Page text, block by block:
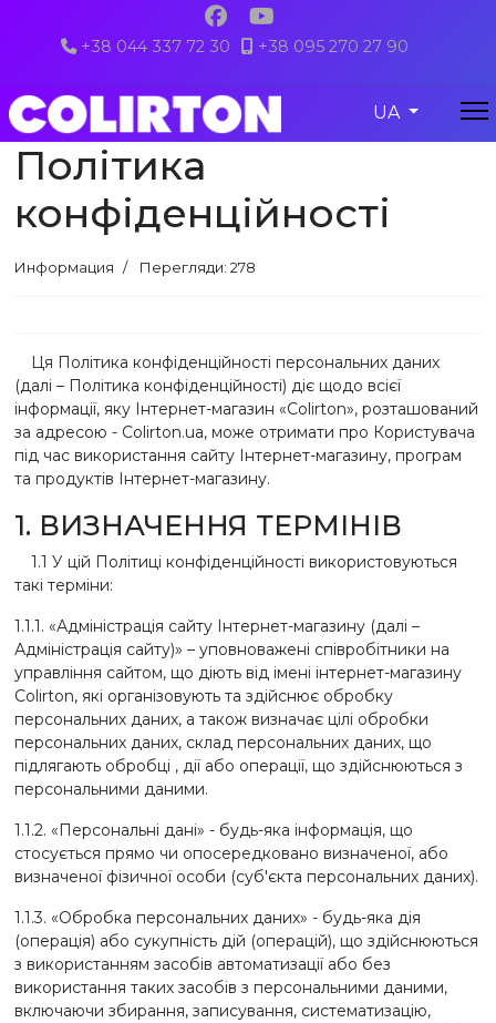
+38 044 337 72 30
+38 095 270 27 90
Виберіть свою
UA
Політика
конфіденційності
Информация Перегляди: 278
Ця Політика конфіденційності персональних даних
(далі – Політика конфіденційності) діє щодо всієї
інформації, яку Інтернет-магазин «Colirton», розташований
за адресою - Colirton.ua, може отримати про Користувача
під час використання сайту Інтернет-магазину, програм
та продуктів Інтернет-магазину.
1. ВИЗНАЧЕННЯ ТЕРМІНІВ
1.1 У цій Політиці конфіденційності використовуються
такі терміни:
1.1.1. «Адміністрація сайту Інтернет-магазину (далі –
Адміністрація сайту)» – уповноважені співробітники на
управління сайтом, що діють від імені інтернет-магазину
Colirton, які організовують та здійснює обробку
персональних даних, а також визначає цілі обробки
персональних даних, склад персональних даних, що
підлягають обробці , дії або операції, що здійснюються з
персональними даними.
1.1.2. «Персональні дані» - будь-яка інформація, що
стосується прямо чи опосередковано визначеної, або
визначеної фізичної особи (суб'єкта персональних даних).
1.1.3. «Обробка персональних даних» - будь-яка дія
(операція) або сукупність дій (операцій), що здійснюються
з використанням засобів автоматизації або без
використання таких засобів з персональними даними,
включаючи збирання, записування, систематизацію,